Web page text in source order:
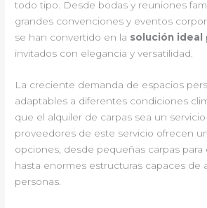
todo tipo. Desde bodas y reuniones
grandes convenciones y eventos
se han convertido en la solución ideal
invitados con elegancia y versatilidad.
La creciente demanda de espacios
adaptables a diferentes condiciones
que el alquiler de carpas sea un
proveedores de este servicio ofrecen
opciones, desde pequeñas carpas
hasta enormes estructuras capaces de
personas.